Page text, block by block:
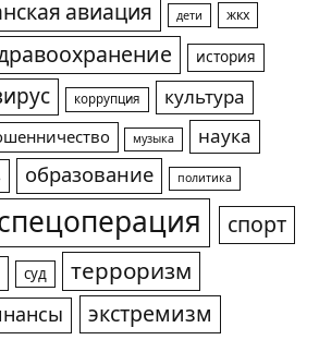
авиация дети жкх
история
коррупция
культура
музыка
наука
образование политика
спорт
суд терроризм
экстремизм